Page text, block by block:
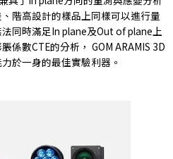
階高設計的樣品上同樣可以進行量
同時滿足In plane及Out of plane上
係數CTE的分析， GOM ARAMIS 3D
於一身的最佳實驗利器。